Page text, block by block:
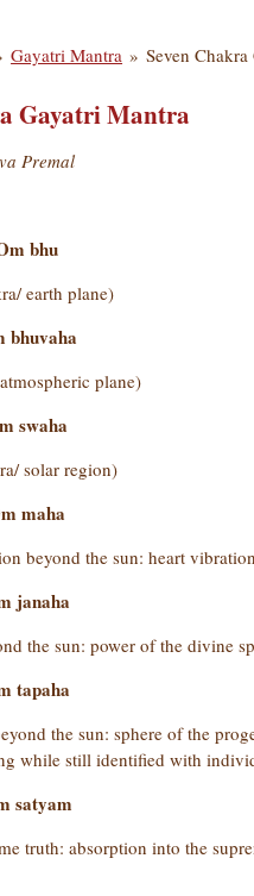
Gayatri Mantra » Seven
Gayatri Mantra
Premal
bhu
earth plane)
bhuvaha
plane)
swaha
solar region)
maha
beyond the sun: heart
janaha
the sun: power of the divine
tapaha
the sun: sphere of the
while still identified with
satyam
truth: absorption into the